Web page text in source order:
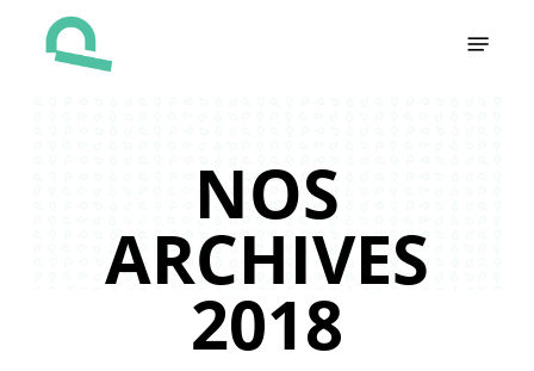
NOS
ARCHIVES
2018